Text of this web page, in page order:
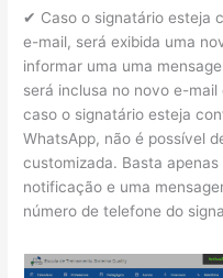
✔ Caso o signatário esteja
e-mail, será exibida uma
informar uma uma
será inclusa no novo e-
caso o signatário esteja
WhatsApp, não é possível
customizada. Basta
notificação e uma
número de telefone do